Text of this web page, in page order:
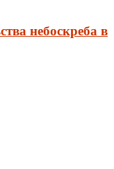
небоскреба в